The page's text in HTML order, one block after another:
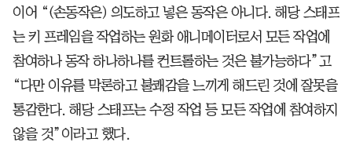
이어 “(손동작은) 의도하고 넣은 동작은 아니다. 해당 스태프
는 키 프레임을 작업하는 원화 애니메이터로서 모든 작업에
참여하나 동작 하나하나를 컨트롤하는 것은 불가능하다”고
“다만 이유를 막론하고 불쾌감을 느끼게 해드린 것에 잘못을
통감한다. 해당 스태프는 수정 작업 등 모든 작업에 참여하지
않을 것”이라고 했다.